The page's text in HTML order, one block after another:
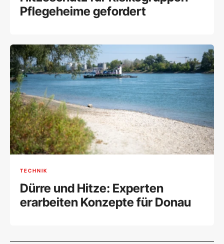
Pflegeheime gefordert
TECHNIK
Dürre und Hitze: Experten
erarbeiten Konzepte für Donau